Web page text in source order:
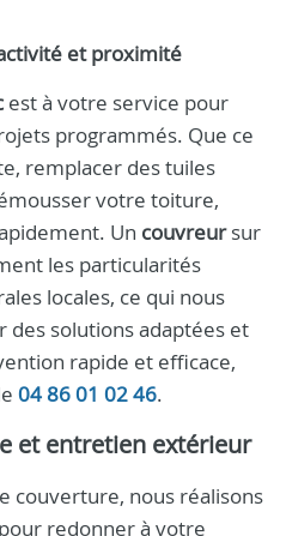
et proximité
est à votre service pour
programmés. Que ce
remplacer des tuiles
votre toiture,
Un couvreursur
les particularités
locales, ce qui nous
solutions adaptées et
rapide et efficace,
04 86 01 02 46.
et entretien extérieur
couverture, nous réalisons
redonner à votre